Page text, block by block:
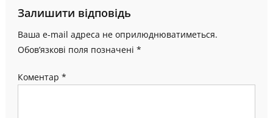
Залишити відповідь
Ваша e-mail адреса не оприлюднюватиметься.
Обов’язкові поля позначені *
Коментар *